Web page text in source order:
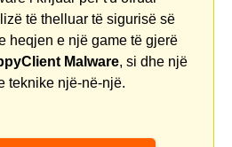
të thelluar të sigurisë së
heqjen e një game të gjerë
Malware, si dhe një
teknike një-në-një.